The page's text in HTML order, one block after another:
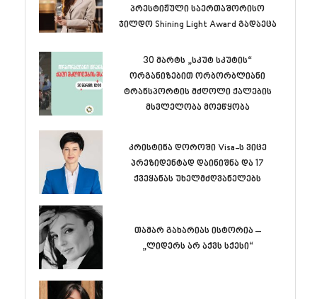
პრესტიჟული საერთაშორისო
ჯილდო Shining Light Award გადაეცა
30 მარტს „სკუტ სკუტის“
ორგანიზებით ორბორბლიანი
ტრანსპორტის მძღოლი ქალების
მსვლელობა მოეწყობა
კრისტინა დოროში Visa-ს ვიცე
პრეზიდენტად დაინიშნა და 17
ქვეყანას უხელმძღვანელებს
თამარ გახარიას ისტორია –
„ლიდერს არ აქვს სქესი“